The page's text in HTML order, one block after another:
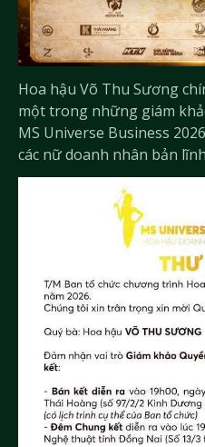
Hoa hậu Võ Thu Sương
một trong những giám
MS Universe Business
các nữ doanh nhân bản